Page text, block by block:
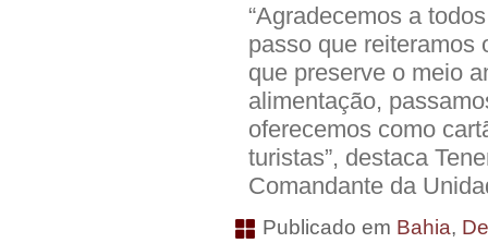
“Agradecemos a
passo que reiteramos
que preserve o meio
alimentação,
oferecemos como
turistas”, destaca
Comandante da
Publicado em Bahia,